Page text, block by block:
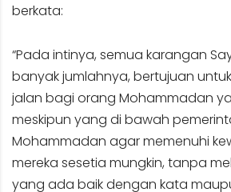
berkata:
“Pada intinya, semua karangan
banyak jumlahnya, bertujuan
jalan bagi orang Mohammadan
meskipun yang di bawah
Mohammadan agar memenuhi
mereka sesetia mungkin, tanpa
yang ada baik dengan kata